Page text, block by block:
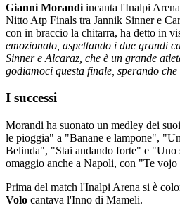
Gianni Morandi incanta l'Inalpi
Nitto Atp Finals tra Jannik Sinner e
con in braccio la chitarra, ha detto in
emozionato, aspettando i due grandi
Sinner e Alcaraz, che è un grande
godiamoci questa finale, sperando
I successi
Morandi ha suonato un medley dei
le pioggia" a "Banane e lampone",
Belinda", "Stai andando forte" e "Uno
omaggio anche a Napoli, con "Te vojo
Prima del match l'Inalpi Arena si è
Volo cantava l'Inno di Mameli.